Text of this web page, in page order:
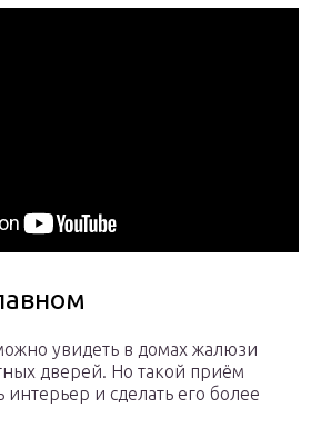
увидеть в домах жалюзи
дверей. Но такой приём
интерьер и сделать его более